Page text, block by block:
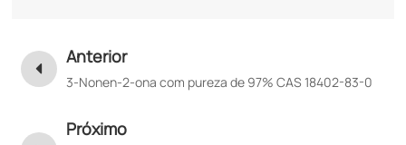
Anterior
3-Nonen-2-ona com pureza de 97% CAS 18402-83-0
Próximo